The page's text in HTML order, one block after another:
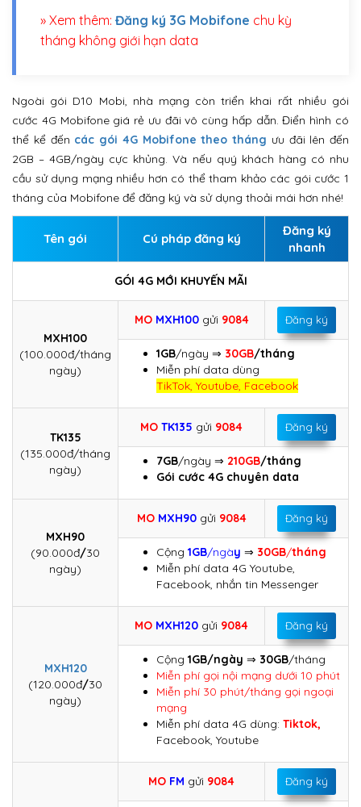
» Xem thêm: Đăng ký 3G Mobifone chu kỳ
tháng không giới hạn data
Ngoài gói D10 Mobi, nhà mạng còn triển khai rất nhiều gói
cước 4G Mobifone giá rẻ ưu đãi vô cùng hấp dẫn. Điển hình có
thể kể đến các gói 4G Mobifone theo tháng ưu đãi lên đến
2GB – 4GB/ngày cực khủng. Và nếu quý khách hàng có nhu
cầu sử dụng mạng nhiều hơn có thể tham khảo các gói cước 1
tháng của Mobifone để đăng ký và sử dụng thoải mái hơn nhé!
Tên gói Cú pháp đăng ký
Đăng ký
nhanh
GÓI 4G MỚI KHUYẾN MÃI
MXH100
(100.000đ/tháng
ngày)
MO MXH100 gửi 9084 Đăng ký
1GB/ngày ⇒ 30GB/tháng
Miễn phí data dùng
TikTok, Youtube, Facebook
TK135
(135.000đ/tháng
ngày)
MO TK135 gửi 9084 Đăng ký
7GB/ngày ⇒ 210GB/tháng
Gói cước 4G chuyên data
MXH90
(90.000đ/30
ngày)
MO MXH90gửi 9084 Đăng ký
Cộng 1GB/ngày ⇒ 30GB/tháng
Miễn phí data 4G Youtube,
Facebook, nhắn tin Messenger
MXH120
(120.000đ/30
ngày)
MO MXH120 gửi 9084 Đăng ký
Cộng 1GB/ngày ⇒ 30GB/tháng
Miễn phí gọi nội mạng dưới 10 phút
Miễn phí 30 phút/tháng gọi ngoại
mạng
Miễn phí data 4G dùng: Tiktok,
Facebook, Youtube
MO FM gửi 9084 Đăng ký